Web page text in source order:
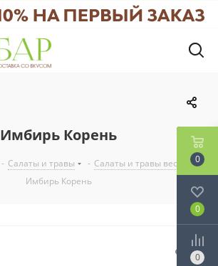
Имбирь Корень
- Салаты и травы - Салаты и травы вес
-
Имбирь Корень
0
0
0